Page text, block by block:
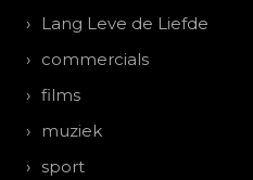
Lang Leve de Liefde
commercials
films
muziek
sport